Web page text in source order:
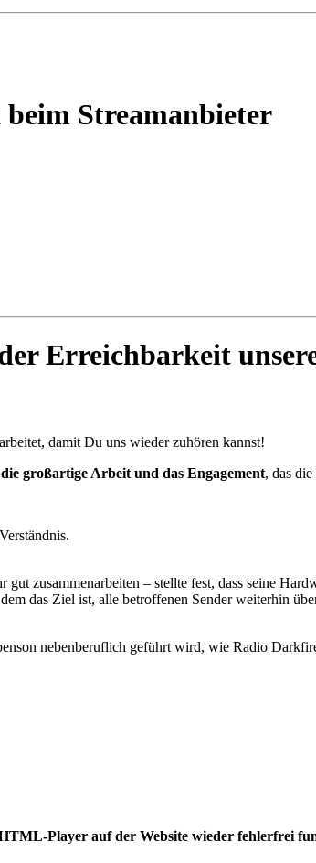
Streamanbieter
Erreichbarkeit
damit Du uns wieder zuhören kannst!
großartige Arbeit und das Engagement, das
zusammenarbeiten – stellte fest, dass seine
das Ziel ist, alle betroffenen Sender weiterhin
nebenberuflich geführt wird, wie Radio
Player auf der Website wieder fehlerfrei